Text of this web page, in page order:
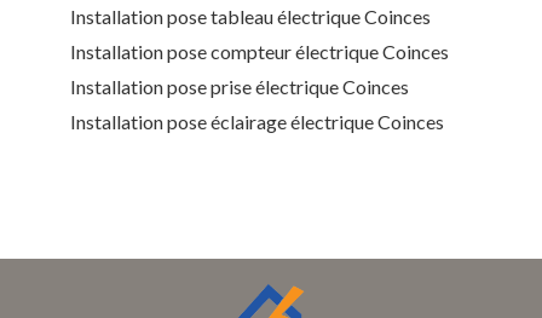
Installation pose tableau électrique Coinces
Installation pose compteur électrique Coinces
Installation pose prise électrique Coinces
Installation pose éclairage électrique Coinces